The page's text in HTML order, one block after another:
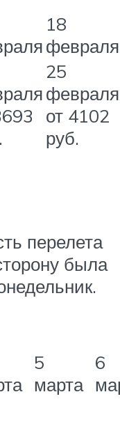
18
февраля
25
февраля
от 4102
руб.
перелета
была
5
марта
6